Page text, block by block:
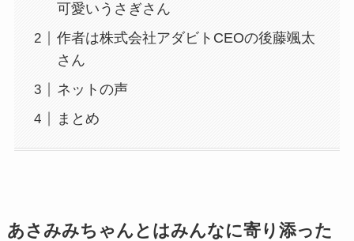
可愛いうさぎさん
作者は株式会社アダビトCEOの後藤颯太
さん
ネットの声
まとめ
あさみみちゃんとはみんなに寄り添った